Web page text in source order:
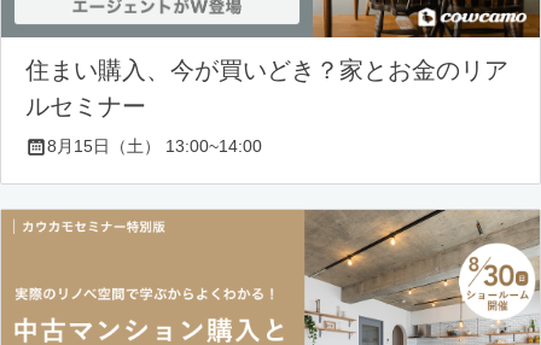
住まい購入、今が買いどき？家とお金のリア
ルセミナー
8月15日（土） 13:00~14:00